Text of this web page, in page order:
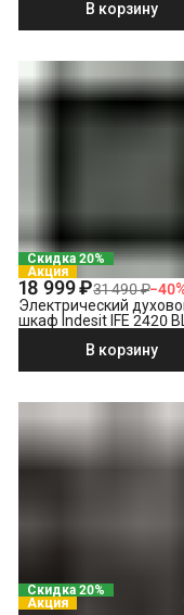
В корзину
Скидка 20%
Акция
18 999 ₽31 490 ₽−40
Электрический
шкаф Indesit IFE 2420
В корзину
Скидка 20%
Акция